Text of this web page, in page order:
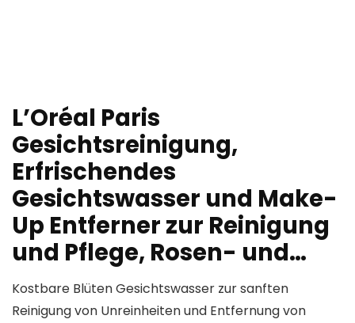
L’Oréal Paris
Gesichtsreinigung,
Erfrischendes
Gesichtswasser und Make-
Up Entferner zur Reinigung
und Pflege, Rosen- und…
Kostbare Blüten Gesichtswasser zur sanften
Reinigung von Unreinheiten und Entfernung von